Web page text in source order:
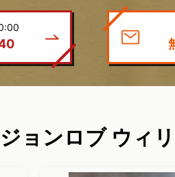
ジョンロブ ウィ